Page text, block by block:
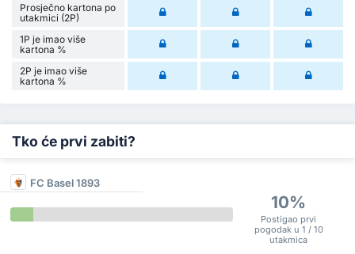
Prosječno kartona po
utakmici (2P)
1P je imao više
kartona %
2P je imao više
kartona %
Tko će prvi zabiti?
FC Basel 1893
10%
Postigao prvi
pogodak u 1 / 10
utakmica